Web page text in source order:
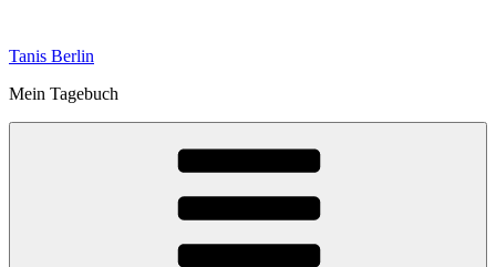
springen
Tanis Berlin
Mein Tagebuch